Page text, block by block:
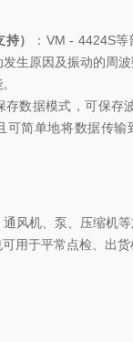
）
：VM - 4424S
生原因及振动的周
存数据模式，可保存
可简单地将数据传输
风机、泵、压缩机等
用于平常点检、出货